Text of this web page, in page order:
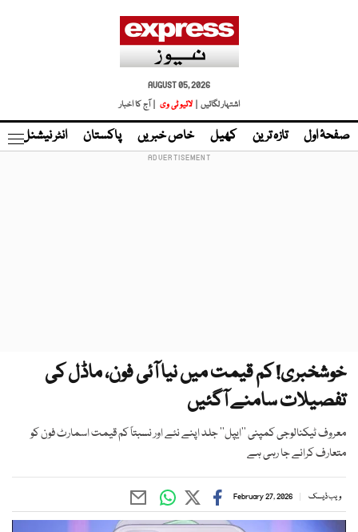
AUGUST 05, 2026
اشتہار لگائیں |
لائیو ٹی وی | آج کا اخبار
صفحۂ اول تازہ ترین کھیل خاص خبریں پاکستان انٹر نیشنل
خوشخبری! کم قیمت میں نیا آئی فون، ماڈل کی
تفصیلات سامنے آگئیں
معروف ٹیکنالوجی کمپنی ’’ایپل‘‘ جلد اپنے نئے اور نسبتاً کم قیمت اسمارٹ فون کو
متعارف کرانے جا رہی ہے
ویب ڈیسک February 27, 2026